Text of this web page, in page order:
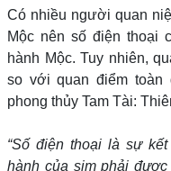
Có nhiều người quan
Mộc nên số điện thoại
hành Mộc. Tuy nhiên,
so với quan điểm toàn
phong thủy Tam Tài:
“Số điện thoại là sự
hành của sim phải